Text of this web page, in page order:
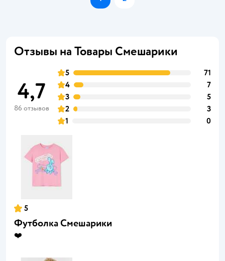
Отзывы на Товары Смешарики
4,7
86 отзывов
5
71
4
7
3
5
2
3
1
0
5
Футболка Смешарики
❤️